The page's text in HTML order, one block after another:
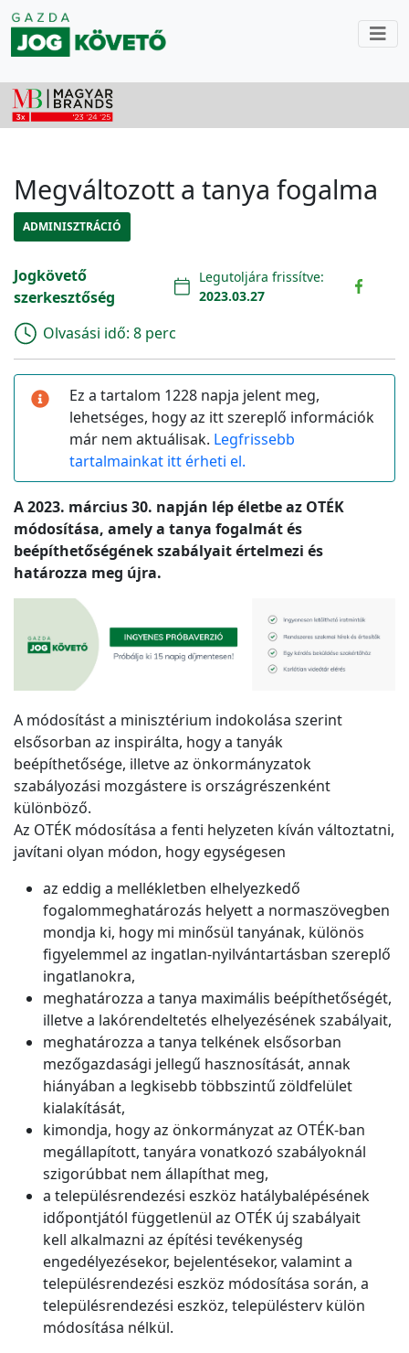
Megváltozott a tanya fogalma
ADMINISZTRÁCIÓ
Jogkövető
szerkesztőség
Legutoljára frissítve:
2023.03.27
Olvasási idő: 8 perc
Ez a tartalom 1228 napja jelent meg,
lehetséges, hogy az itt szereplő információk
már nem aktuálisak. Legfrissebb
tartalmainkat itt érheti el.
A 2023. március 30. napján lép életbe az OTÉK
módosítása, amely a tanya fogalmát és
beépíthetőségének szabályait értelmezi és
határozza meg újra.
A módosítást a minisztérium indokolása szerint
elsősorban az inspirálta, hogy a tanyák
beépíthetősége, illetve az önkormányzatok
szabályozási mozgástere is országrészenként
különböző.
Az OTÉK módosítása a fenti helyzeten kíván változtatni,
javítani olyan módon, hogy egységesen
az eddig a mellékletben elhelyezkedő
fogalommeghatározás helyett a normaszövegben
mondja ki, hogy mi minősül tanyának, különös
figyelemmel az ingatlan-nyilvántartásban szereplő
ingatlanokra,
meghatározza a tanya maximális beépíthetőségét,
illetve a lakórendeltetés elhelyezésének szabályait,
meghatározza a tanya telkének elsősorban
mezőgazdasági jellegű hasznosítását, annak
hiányában a legkisebb többszintű zöldfelület
kialakítását,
kimondja, hogy az önkormányzat az OTÉK-ban
megállapított, tanyára vonatkozó szabályoknál
szigorúbbat nem állapíthat meg,
a településrendezési eszköz hatálybalépésének
időpontjától függetlenül az OTÉK új szabályait
kell alkalmazni az építési tevékenység
engedélyezésekor, bejelentésekor, valamint a
településrendezési eszköz módosítása során, a
településrendezési eszköz, településterv külön
módosítása nélkül.